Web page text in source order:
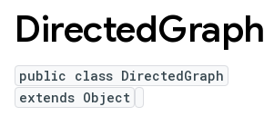
DirectedGraph
public class DirectedGraph
extends Object